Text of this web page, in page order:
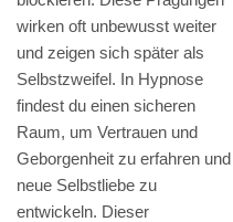
wirken oft unbewusst weiter
und zeigen sich später als
Selbstzweifel. In Hypnose
findest du einen sicheren
Raum, um Vertrauen und
Geborgenheit zu erfahren und
neue Selbstliebe zu
entwickeln. Dieser